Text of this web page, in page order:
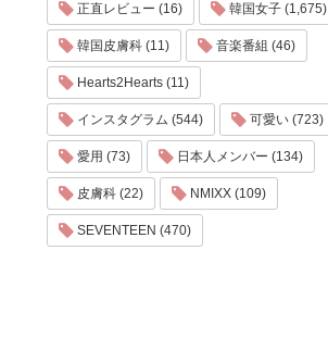
正直レビュー (16) 韓国女子 (1,675)
韓国皮膚科 (11) 音楽番組 (46)
Hearts2Hearts (11)
インスタグラム (544) 可愛い (723)
愛用 (73) 日本人メンバー (134)
皮膚科 (22) NMIXX (109)
SEVENTEEN (470)